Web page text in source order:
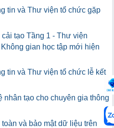
tin và Thư viện tổ chức gặp
tạo Tầng 1 - Thư viện
gian học tập mới hiện
tin và Thư viện tổ chức lễ kết
nhân tạo cho chuyên gia thông
và bảo mật dữ liệu trên